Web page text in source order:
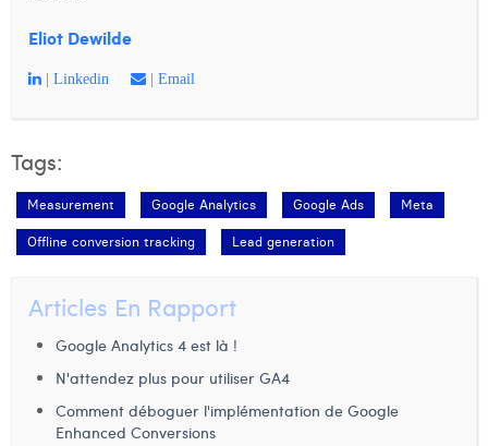
Eliot Dewilde
| Linkedin | Email
Tags:
Measurement Google Analytics Google Ads Meta
Offline conversion tracking Lead generation
Articles En Rapport
Google Analytics 4 est là !
N'attendez plus pour utiliser GA4
Comment déboguer l'implémentation de Google
Enhanced Conversions